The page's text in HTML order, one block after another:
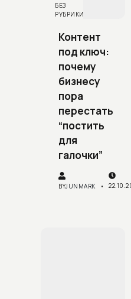
БЕЗ
РУБРИКИ
Контент
под ключ:
почему
бизнесу
пора
перестать
“постить
для
галочки”
BYJUNMARK